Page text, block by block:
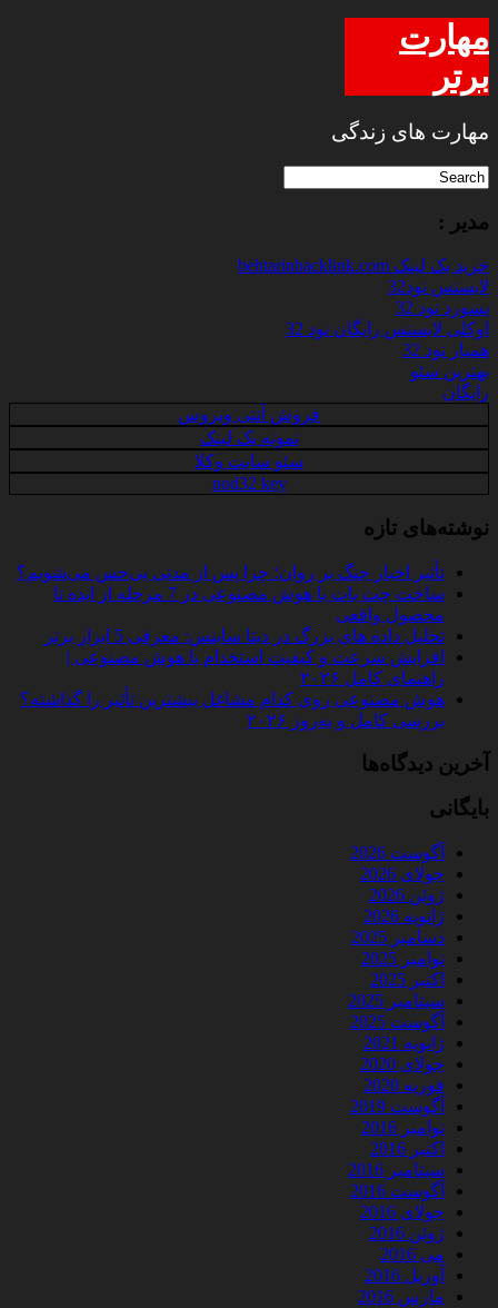
مهارت
برتر
مهارت های زندگی
مدیر :
خرید بک لینک behtarinbacklink.com
لایسنس نود32
پسورد نود 32
اوکلی لایسنس رایگان نود 32
همیار نود 32
بهترین سئو
رایگان
فروش آنتی ویروس
نمونه بک لینک
سئو سایت وکلا
nod32 key
نوشته‌های تازه
تأثیر اخبار جنگ بر روان؛ چرا پس از مدتی بی‌حس می‌شویم؟
ساخت چت‌ بات با هوش مصنوعی در 7 مرحله از ایده تا
محصول واقعی
تحلیل داده‌ های بزرگ در دیتا ساینس: معرفی 5 ابزار برتر
افزایش سرعت و کیفیت استخدام با هوش مصنوعی |
راهنمای کامل ۲۰۲۶
هوش مصنوعی روی کدام مشاغل بیشترین تأثیر را گذاشته؟
بررسی کامل و به‌روز ۲۰۲۶
آخرین دیدگاه‌ها
بایگانی
آگوست 2026
جولای 2026
ژوئن 2026
ژانویه 2026
دسامبر 2025
نوامبر 2025
اکتبر 2025
سپتامبر 2025
آگوست 2025
ژانویه 2021
جولای 2020
فوریه 2020
آگوست 2019
نوامبر 2016
اکتبر 2016
سپتامبر 2016
آگوست 2016
جولای 2016
ژوئن 2016
می 2016
آوریل 2016
مارس 2016